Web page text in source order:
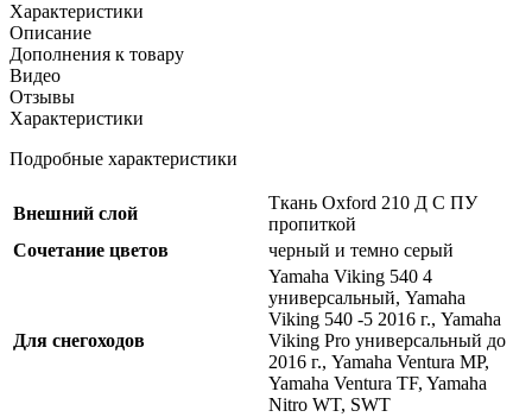
Характеристики
Описание
Дополнения к товару
Видео
Отзывы
Характеристики
Подробные характеристики
Внешний слой
Ткань Oxford 210 Д С ПУ
пропиткой
Сочетание цветов
черный и темно серый
Для снегоходов
Yamaha Viking 540 4
универсальный, Yamaha
Viking 540 -5 2016 г., Yamaha
Viking Pro универсальный до
2016 г., Yamaha Ventura MP,
Yamaha Ventura TF, Yamaha
Nitro WT, SWT